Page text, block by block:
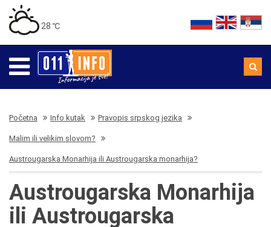
28 ℃
Početna Info kutak Pravopis srpskog jezika
Malim ili velikim slovom?
Austrougarska Monarhija ili Austrougarska monarhija?
Austrougarska Monarhija
ili Austrougarska